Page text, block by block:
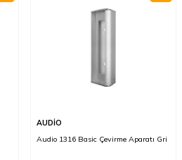
AUDİO
Audio 1316 Basic Çevirme Aparatı Gri